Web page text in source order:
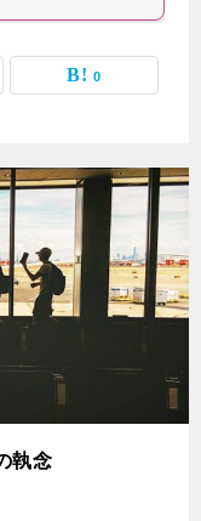
0
執念